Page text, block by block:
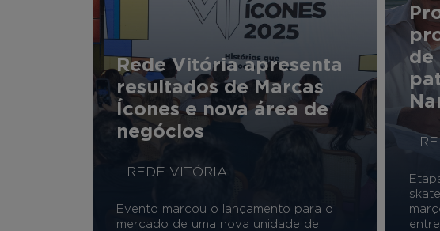
Rede Vitória apresenta
resultados de Marcas
Ícones e nova área de
negócios
REDE VITÓRIA
Evento marcou o lançamento para o
mercado de uma nova unidade de
de